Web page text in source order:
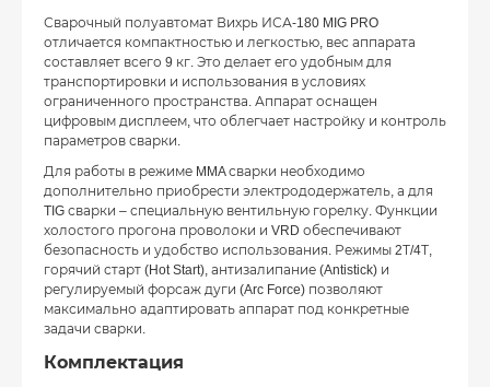
Сварочный полуавтомат Вихрь ИСА-180 MIG PRO
отличается компактностью и легкостью, вес аппарата
составляет всего 9 кг. Это делает его удобным для
транспортировки и использования в условиях
ограниченного пространства. Аппарат оснащен
цифровым дисплеем, что облегчает настройку и контроль
параметров сварки.
Для работы в режиме MMA сварки необходимо
дополнительно приобрести электрододержатель, а для
TIG сварки – специальную вентильную горелку. Функции
холостого прогона проволоки и VRD обеспечивают
безопасность и удобство использования. Режимы 2Т/4Т,
горячий старт (Hot Start), антизалипание (Antistick) и
регулируемый форсаж дуги (Arc Force) позволяют
максимально адаптировать аппарат под конкретные
задачи сварки.
Комплектация